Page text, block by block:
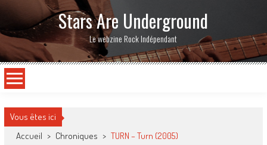
Stars Are Underground
Le webzine Rock Indépendant
Vous êtes ici
Accueil > Chroniques > TURN – Turn (2005)